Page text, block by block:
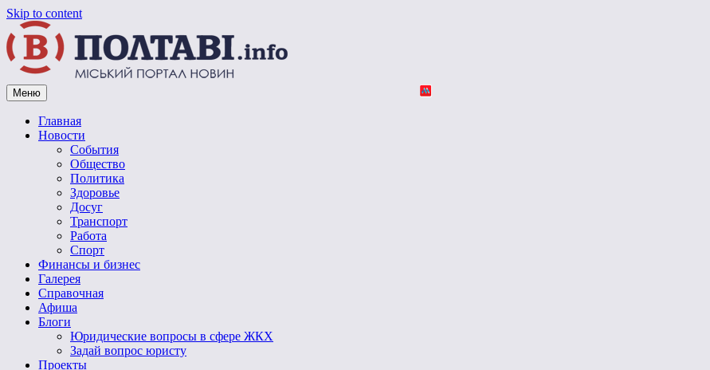
Skip to content
Vpoltave.info
Полтавский портал новостей
Меню
Главная
Новости
События
Общество
Политика
Здоровье
Досуг
Транспорт
Работа
Спорт
Финансы и бизнес
Галерея
Справочная
Афиша
Блоги
Юридические вопросы в сфере ЖКХ
Задай вопрос юристу
Проекты